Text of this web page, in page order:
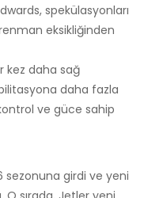
spekülasyonları
eksikliğinden
kez daha sağ
daha fazla
ve güce sahip
girdi ve yeni